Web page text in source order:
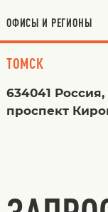
ОФИСЫ И РЕГИОНЫ
ТОМСК
634041
проспект